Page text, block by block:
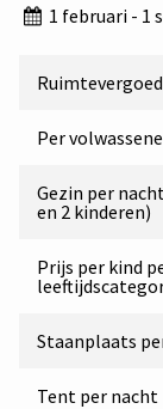
1 februari - 1
Per
Gezin per
en 2 kinderen)
Prijs per kind
Staanplaats
Tent per nacht